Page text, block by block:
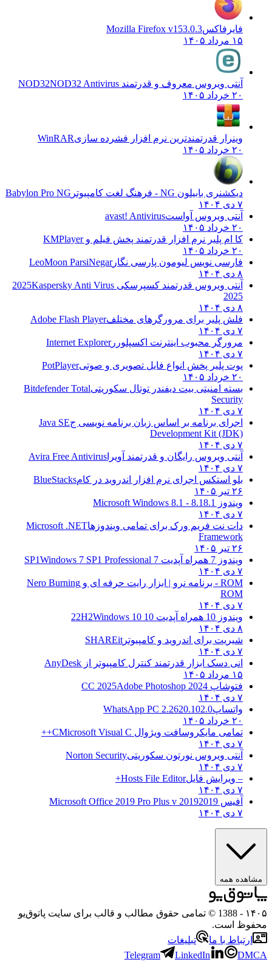
فایرفاکس Mozilla Firefox v153.0.3
آنتی ویروس معروف و قدرتمند NOD32NOD32 Antivirus
وینرار قدرتمندترین نرم افزار فشرده سازیWinRAR
دیکشنری بابیلون NG - فرهنگ لغت کامپیوتر
Babylon Pro NG
آنتی ویروس آواست avast! Antivirus
کا ام پلیر نرم افزار قدرتمند پخش فیلم و KMPlayer
فارسی نویس لیومون پارسی نگارLeoMoon ParsiNegar
آنتی ویروس قدرتمند کسپرسکی 2025Kaspersky Anti Virus
فلش پلیر برای مرورگرهای مختلف Adobe Flash Player
مرورگر محبوب اینترنت اکسپلوررInternet Explorer
پوت پلیر پخش انواع فایل تصویری و صوتیPotPlayer
بسته امنیتی بیت دیفندر توتال سکوریتیBitdefender Total
Security
اجرای برنامه بر اساس زبان برنامه نویسی جJava SE
Development Kit (JDK)
آنتی ویروس رایگان و قدرتمند آویراAvira Free Antivirus
بلو استکس اجرای نرم افزار اندروید در کام BlueStacks
ویندوز 8.1 8.1 - Microsoft Windows 8.1
دات نت فریم ورک برای تمامی ویندوزهاMicrosoft .NET
Framework
ویندوز 7 همراه آپدیت 7 SP1
Windows 7 SP1 Professional
ROM - برنامه نرو | ابزار رایت حرفه ای و
Nero Burning
ویندوز 10 همراه آپدیت 10 22H2
Windows 10
شیریت برای اندروید و کامپیوترSHAREit
انی دسک ابزار قدرتمند کنترل کامپیوتر ازAnyDesk
فتوشاپ CC 2025Adobe Photoshop 2024
واتساپWhatsApp PC 2.2620.102.0
تمامی مایکروسافت ویژوال CMicrosoft Visual C++
آنتی ویروس نورتون سکوریتیNorton Security
– ویرایش فایلHosts File Editor+
آفیس 2019
2019 Microsoft Office 2019 Pro Plus v
همه
- 1388 © تمامی حقوق مطالب و قالب برای سایت پاتوق‌یو
است.
با ما
تبلیغات
Telegram
LinkedIn